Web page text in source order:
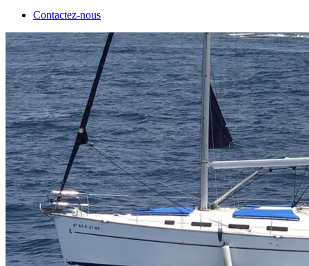
Contactez-nous